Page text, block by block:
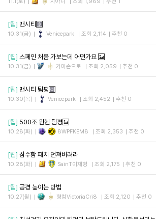
[팁] 맨시티
10.31(금) Venicepark 조회 2,114 추천 0
[팁] 스페인 처음 가보는데 어떤가요
10.31(금) 거미손으로 조회 2,059 추천 0
[팁] 맨시티 팀평
10.30(목) Venicepark 조회 2,452 추천 0
[팁] 500조 뮌헨 팀평
10.28(화) 8WPFKEM8 조회 2,353 추천 0
[팁] 잠수함 패치 던져버려라
10.28(화) SainT이재형 조회 2,175 추천 0
[팁] 공경 높이는 방법
10.27(월) 형컴VictoriaCri8 조회 2,120 추천 0